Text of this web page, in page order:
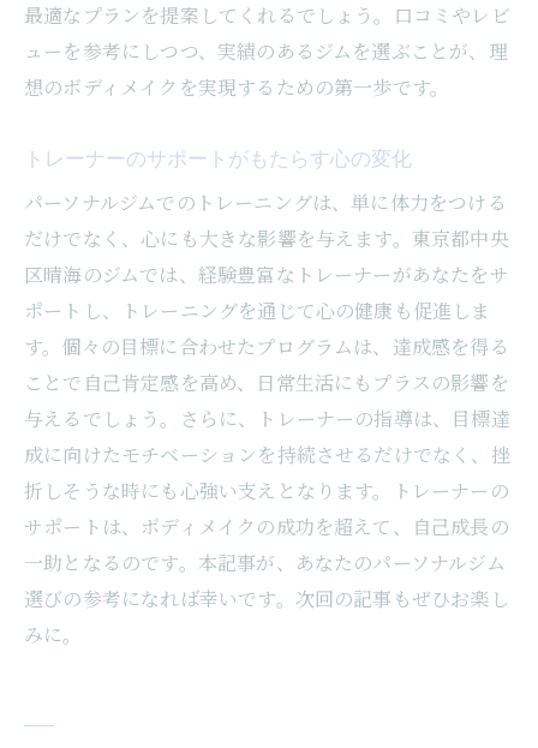
最適なプランを提案してくれるでしょう。口コミやレビ
ューを参考にしつつ、実績のあるジムを選ぶことが、理
想のボディメイクを実現するための第一歩です。
トレーナーのサポートがもたらす心の変化
パーソナルジムでのトレーニングは、単に体力をつける
だけでなく、心にも大きな影響を与えます。東京都中央
区晴海のジムでは、経験豊富なトレーナーがあなたをサ
ポートし、トレーニングを通じて心の健康も促進しま
す。個々の目標に合わせたプログラムは、達成感を得る
ことで自己肯定感を高め、日常生活にもプラスの影響を
与えるでしょう。さらに、トレーナーの指導は、目標達
成に向けたモチベーションを持続させるだけでなく、挫
折しそうな時にも心強い支えとなります。トレーナーの
サポートは、ボディメイクの成功を超えて、自己成長の
一助となるのです。本記事が、あなたのパーソナルジム
選びの参考になれば幸いです。次回の記事もぜひお楽し
みに。